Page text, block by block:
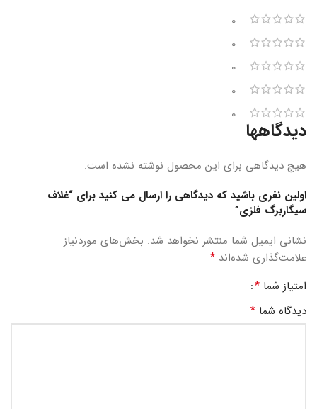
0
0
0
0
0
دیدگاهها
هیچ دیدگاهی برای این محصول نوشته نشده است.
اولین نفری باشید که دیدگاهی را ارسال می کنید برای “غلاف
سیگاربرگ فلزی”
نشانی ایمیل شما منتشر نخواهد شد. بخش‌های موردنیاز
علامت‌گذاری شده‌اند *
امتیاز شما *
دیدگاه شما *